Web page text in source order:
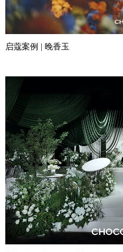
启蔻案例 | 晚香玉